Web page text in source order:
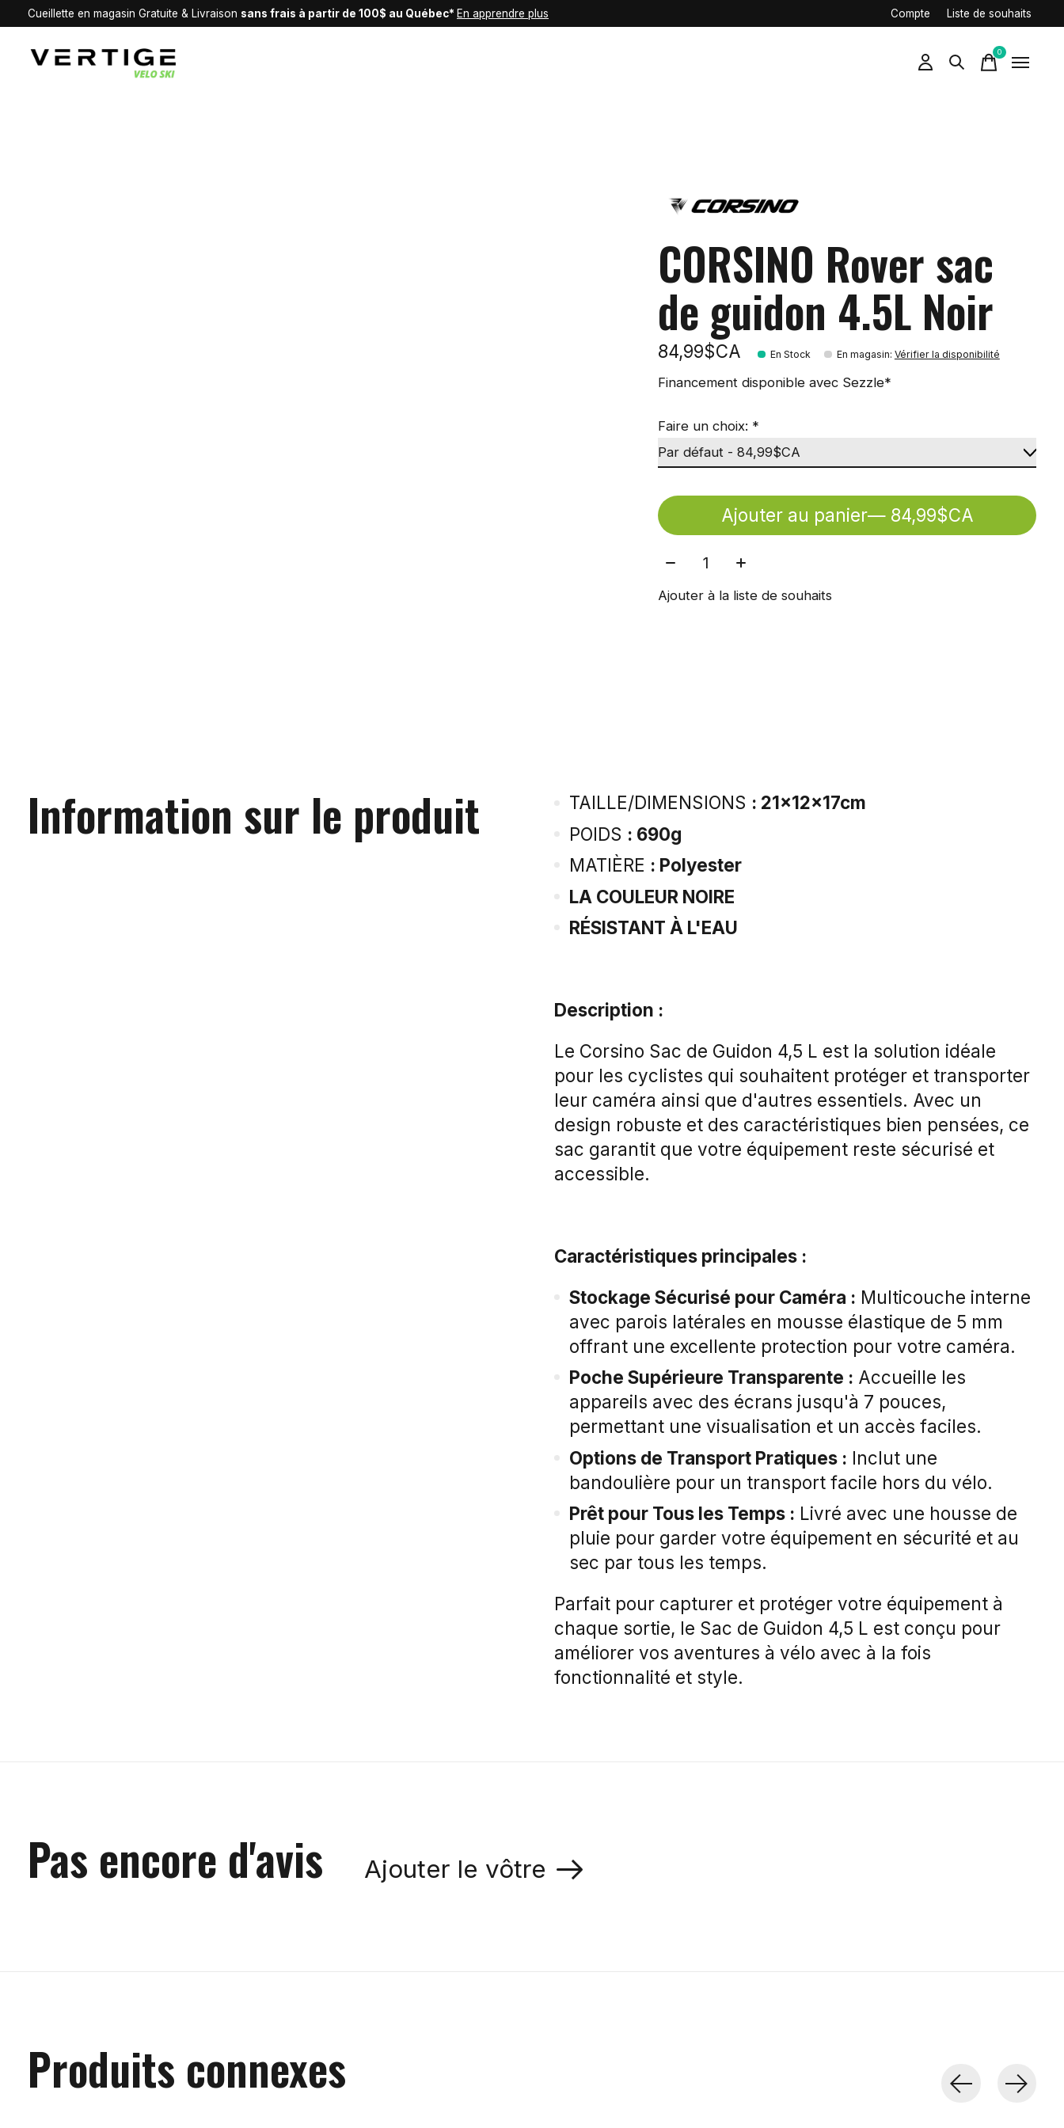
Cueillette en magasin Gratuite & Livraison sans frais à partir de 100$ au Québec* En apprendre plus Compte Liste de souhaits
0items
CORSINO Rover sac
de guidon 4.5L Noir
84,99$CA En Stock En magasin: Vérifier la disponibilité
Financement disponible avec Sezzle*
Faire un choix: *
Ajouter au panier
— 84,99$CA
Quantité:
Ajouter à la liste de souhaits
Information sur le produit TAILLE/DIMENSIONS : 21x12x17cm
POIDS : 690g
MATIÈRE : Polyester
LA COULEUR NOIRE
RÉSISTANT À L'EAU
Description :
Le Corsino Sac de Guidon 4,5 L est la solution idéale
pour les cyclistes qui souhaitent protéger et transporter
leur caméra ainsi que d'autres essentiels. Avec un
design robuste et des caractéristiques bien pensées, ce
sac garantit que votre équipement reste sécurisé et
accessible.
Caractéristiques principales :
Stockage Sécurisé pour Caméra : Multicouche interne
avec parois latérales en mousse élastique de 5 mm
offrant une excellente protection pour votre caméra.
Poche Supérieure Transparente : Accueille les
appareils avec des écrans jusqu'à 7 pouces,
permettant une visualisation et un accès faciles.
Options de Transport Pratiques : Inclut une
bandoulière pour un transport facile hors du vélo.
Prêt pour Tous les Temps : Livré avec une housse de
pluie pour garder votre équipement en sécurité et au
sec par tous les temps.
Parfait pour capturer et protéger votre équipement à
chaque sortie, le Sac de Guidon 4,5 L est conçu pour
améliorer vos aventures à vélo avec à la fois
fonctionnalité et style.
Pas encore d'avis Ajouter le vôtre
Produits connexes